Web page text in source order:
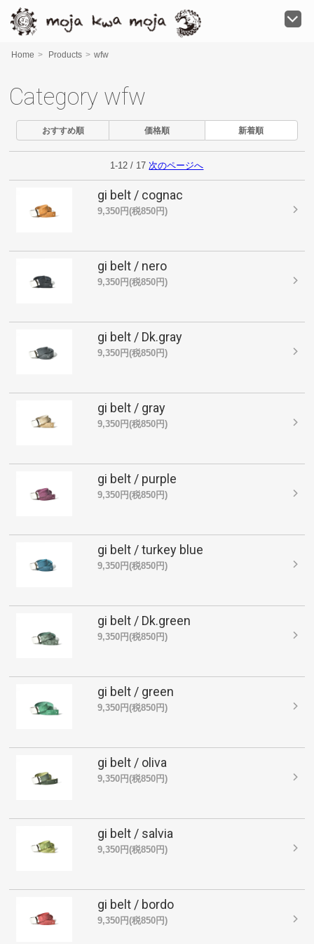
Home > Products > wfw
Category wfw
おすすめ順 価格順 新着順
1-12 / 17次のページへ
gi belt / cognac
9,350円(税850円)
gi belt / nero
9,350円(税850円)
gi belt / Dk.gray
9,350円(税850円)
gi belt / gray
9,350円(税850円)
gi belt / purple
9,350円(税850円)
gi belt / turkey blue
9,350円(税850円)
gi belt / Dk.green
9,350円(税850円)
gi belt / green
9,350円(税850円)
gi belt / oliva
9,350円(税850円)
gi belt / salvia
9,350円(税850円)
gi belt / bordo
9,350円(税850円)